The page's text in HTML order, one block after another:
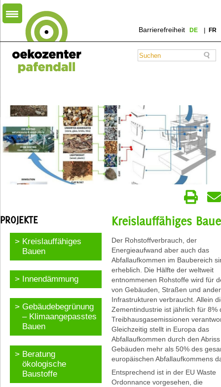
Barrierefreiheit DE FR
PROJEKTE
Kreislauffähiges
Bauen
Innendämmung
Gebäudebegrünung
– Klimaangepasstes
Bauen
Beratung
ökologische
Baustoffe
Kreislauffähiges
Der Rohstoffverbrauch, der
Energieaufwand aber auch das
Abfallaufkommen im Baubereich
erheblich. Die Hälfte der weltweit
entnommenen Rohstoffe wird für
von Gebäuden, Straßen und
Infrastrukturen verbraucht. Allein
Zementindustrie ist jährlich für 8%
Treibhausgasemissionen
Gleichzeitig stellt in Europa das
Abfallaufkommen durch den
Gebäuden mehr als 50% des
europäischen Abfallaufkommens
Entsprechend ist in der EU Waste
Ordonnance vorgesehen, die